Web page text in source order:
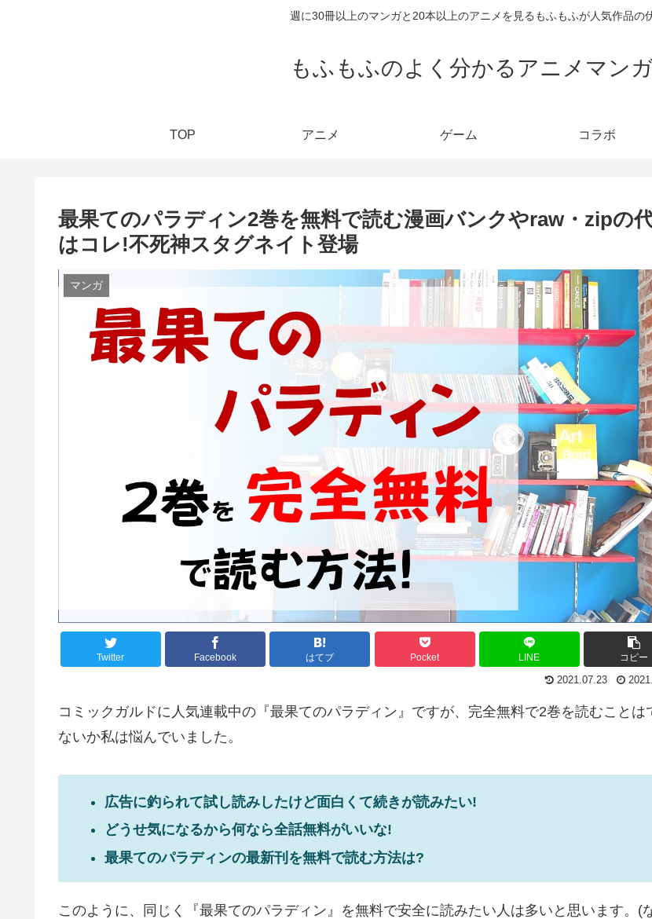
週に30冊以上のマンガと20本以上のアニメを見るもふもふが人気作品の
もふもふのよく分かるアニメマン
TOP アニメ ゲーム コラボ
最果てのパラディン2巻を無料で読む漫画バンクやraw・zipの
はコレ!不死神スタグネイト登場
マンガ
Twitter Facebook はてブ Pocket LINE コピー
2021.07.23
コミックガルドに人気連載中の『最果てのパラディン』ですが、完全無料で2巻を読むことは
ないか私は悩んでいました。
広告に釣られて試し読みしたけど面白くて続きが読みたい!
どうせ気になるから何なら全話無料がいいな!
最果てのパラディンの最新刊を無料で読む方法は?
このように、同じく『最果てのパラディン』を無料で安全に読みたい人は多いと思います。(